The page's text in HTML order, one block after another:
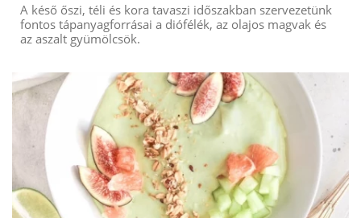
A késő őszi, téli és kora tavaszi időszakban szervezetünk
fontos tápanyagforrásai a diófélék, az olajos magvak és
az aszalt gyümölcsök.